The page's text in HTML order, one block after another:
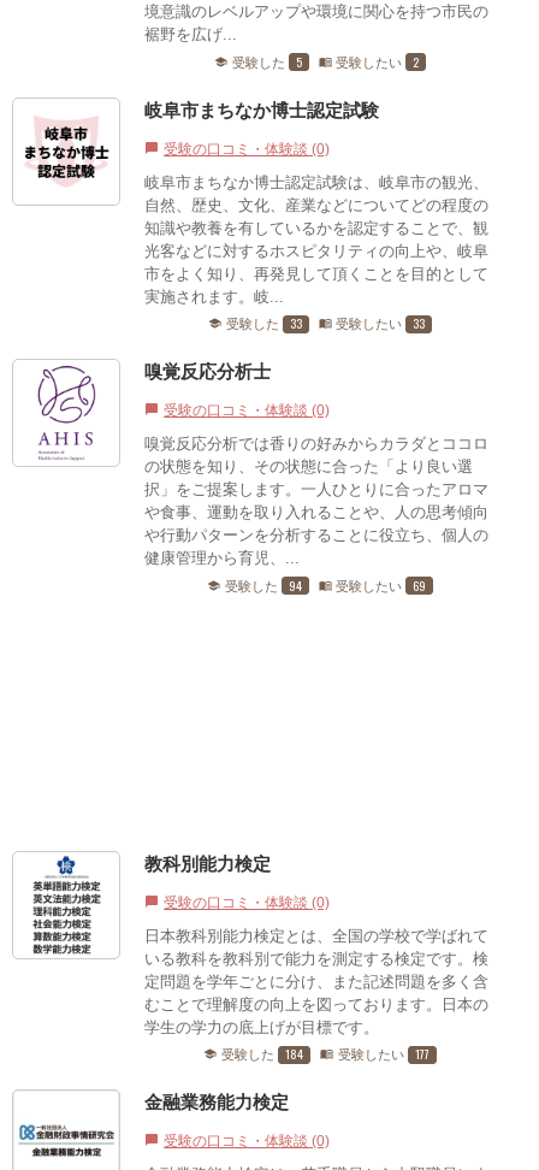
境意識のレベルアップや環境に関心を持つ市民の
裾野を広げ...
school 受験した 5 menu_book 受験したい 2
岐阜市まちなか博士認定試験
chat_bubble 受験の口コミ・体験談 (0)
岐阜市まちなか博士認定試験は、岐阜市の観光、
自然、歴史、文化、産業などについてどの程度の
知識や教養を有しているかを認定することで、観
光客などに対するホスピタリティの向上や、岐阜
市をよく知り、再発見して頂くことを目的として
実施されます。岐...
school 受験した 33 menu_book 受験したい 33
嗅覚反応分析士
chat_bubble 受験の口コミ・体験談 (0)
嗅覚反応分析では香りの好みからカラダとココロ
の状態を知り、その状態に合った「より良い選
択」をご提案します。一人ひとりに合ったアロマ
や食事、運動を取り入れることや、人の思考傾向
や行動パターンを分析することに役立ち、個人の
健康管理から育児、...
school 受験した 94 menu_book 受験したい 69
教科別能力検定
chat_bubble 受験の口コミ・体験談 (0)
日本教科別能力検定とは、全国の学校で学ばれて
いる教科を教科別で能力を測定する検定です。検
定問題を学年ごとに分け、また記述問題を多く含
むことで理解度の向上を図っております。日本の
学生の学力の底上げが目標です。
school 受験した 184 menu_book 受験したい 177
金融業務能力検定
chat_bubble 受験の口コミ・体験談 (0)